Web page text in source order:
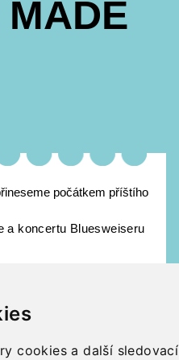
cookies a další sledovací
počátkem příštího
a koncertu Bluesweiseru